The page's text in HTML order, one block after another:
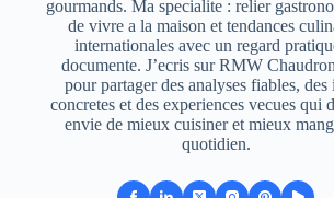
gourmands. Ma specialite : relier
de vivre a la maison et tendances
internationales avec un regard
documente. J’ecris sur RMW
pour partager des analyses fiables, des
concretes et des experiences vecues qui
envie de mieux cuisiner et mieux
quotidien.